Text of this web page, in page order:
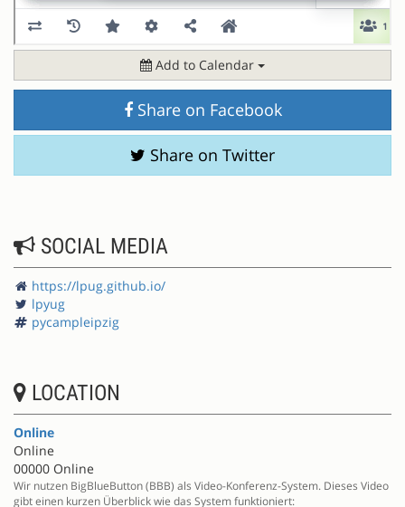
Add to Calendar
Share on Facebook
Share on Twitter
SOCIAL MEDIA
https://lpug.github.io/
lpyug
pycampleipzig
LOCATION
Online
Online
00000 Online
Wir nutzen BigBlueButton (BBB) als Video-Konferenz-System. Dieses Video
gibt einen kurzen Überblick wie das System funktioniert: